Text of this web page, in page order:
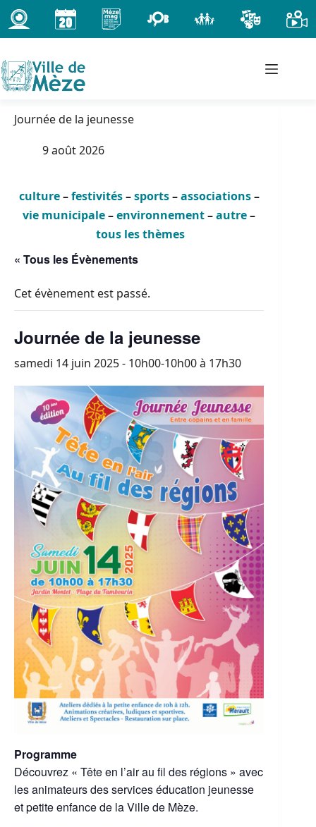
Passer
au
contenu
Journée de la jeunesse
9 août 2026
culture–festivités–sports–associations–
vie municipale–environnement–autre–
tous les thèmes
« Tous les Évènements
Cet évènement est passé.
Journée de la jeunesse
samedi 14 juin 2025 - 10h00-10h00à 17h30
Programme
Découvrez « Tête en l’air au fil des régions » avec
les animateurs des services éducation jeunesse
et petite enfance de la Ville de Mèze.